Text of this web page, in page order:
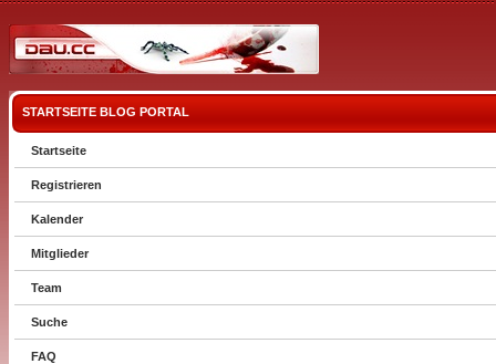
STARTSEITE BLOG PORTAL
Startseite
Registrieren
Kalender
Mitglieder
Team
Suche
FAQ